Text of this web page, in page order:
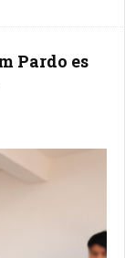
Pardo es